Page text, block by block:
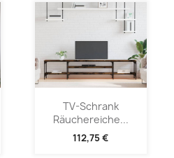
TV-Schrank
Räuchereiche...
112,75 €